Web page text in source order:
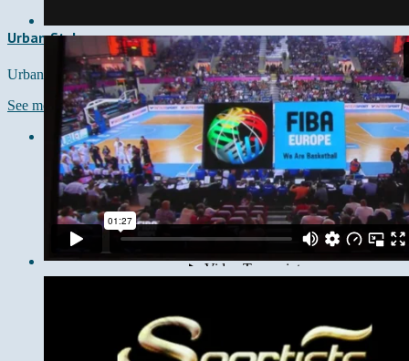
Urban Style
Urban Style
See more →